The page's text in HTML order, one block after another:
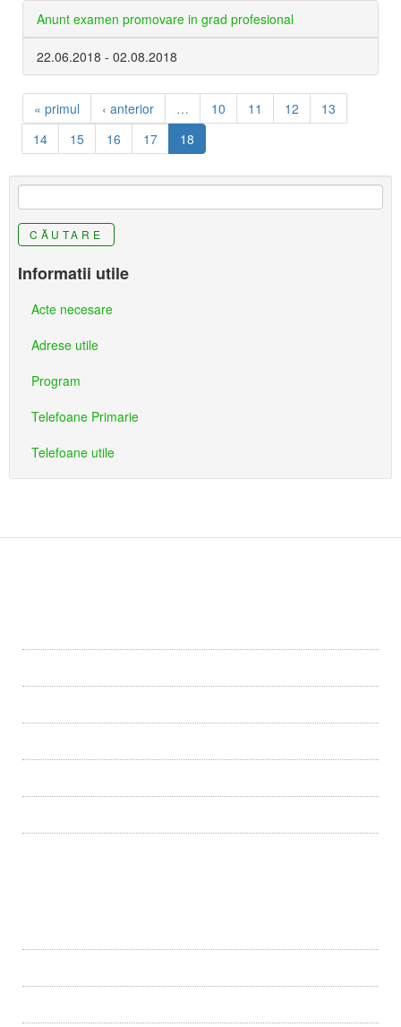
Anunt examen promovare in grad profesional
22.06.2018 - 02.08.2018
« primul ‹ anterior … 10 11 12
13
14
15 16 17 18
CĂUTARE
Informatii utile
Acte necesare
Adrese utile
Program
Telefoane Primarie
Telefoane utile